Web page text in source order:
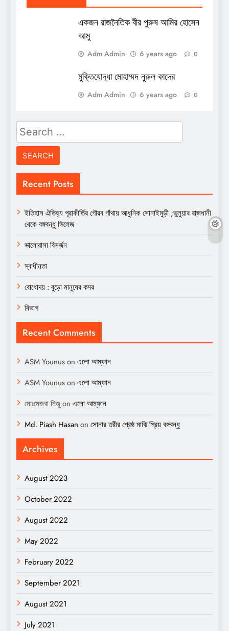
একজন রাজনৈতিক বীর পুরুষ আমির হোসেন
আমু
Adm Admin 6 years ago 0
মুক্তিযোদ্ধা মোহাম্মদ নুরুল কাদের
Adm Admin 6 years ago 0
Search
for:
Recent Posts
ইতিহাস ঐতিহ্য পূরাকীর্তির গৌরব গাঁথায় আধুনিক সোনাইমুড়ী ;ভুলুয়ার রাজধানী
থেকে বঙ্গবন্ধু ভিলেজ
ভালোবাসা বিসর্জন
স্বাধীনতা
বোধোদয় : বুড়ো মানুষের কদর
বিভাগ
Recent Comments
ASM Younuson এলো আম্ফান
ASM Younuson এলো আম্ফান
মোঃমেজবা মিজুon এলো আম্ফান
Md. Piash Hasan on সোনার তরীর শ্রেষ্ঠ মাঝি প্রিয় বঙ্গবন্ধু
Archives
August 2023
October 2022
August 2022
May 2022
February 2022
September 2021
August 2021
July 2021